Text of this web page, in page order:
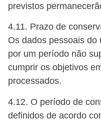
previstos
4.11. Prazo de
Os dados pessoais
por um período não
cumprir os objetivos
processados.
4.12. O período de
definidos de acordo